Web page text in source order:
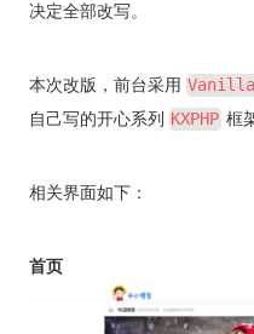
决定全部改写。
本次改版，前台采用
自己写的开心系列 KXPHP 框
相关界面如下：
首页